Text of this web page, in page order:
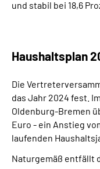
und stabil bei 18,6
Haushaltsplan
Die
das Jahr 2024 fest.
Oldenburg-Bremen
Euro - ein Anstieg
laufenden
Naturgemäß entfällt